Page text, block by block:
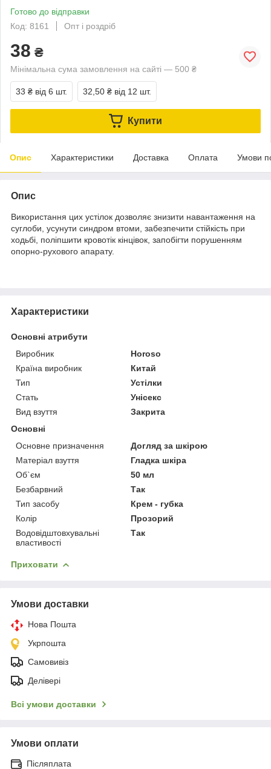
Готово до відправки
Код: 8161
Опт і роздріб
38 ₴
Мінімальна сума замовлення на сайті — 500 ₴
33 ₴ від 6 шт. 32,50 ₴ від 12 шт.
Купити
Опис Характеристики Доставка Оплата Умови
Опис
Використання цих устілок дозволяє знизити навантаження на
суглоби, усунути синдром втоми, забезпечити стійкість при
ходьбі, поліпшити кровотік кінцівок, запобігти порушенням
опорно-рухового апарату.
Характеристики
Основні атрибути
Виробник
Horoso
Країна виробник
Китай
Тип
Устілки
Стать
Унісекс
Вид взуття
Закрита
Основні
Основне призначення
Догляд за шкірою
Матеріал взуття
Гладка шкіра
Об`єм
50 мл
Безбарвний
Так
Тип засобу
Крем - губка
Колір
Прозорий
Водовідштовхувальні
властивості
Так
Приховати
Умови доставки
Нова Пошта
Укрпошта
Самовивіз
Делівері
Всі умови доставки
Умови оплати
Післяплата